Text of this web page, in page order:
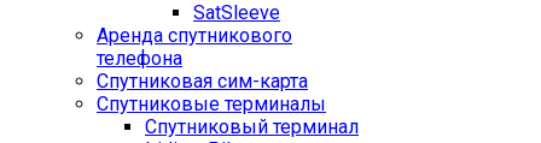
SatSleeve
Аренда спутникового
телефона
Спутниковая сим-карта
Спутниковые терминалы
Спутниковый терминал